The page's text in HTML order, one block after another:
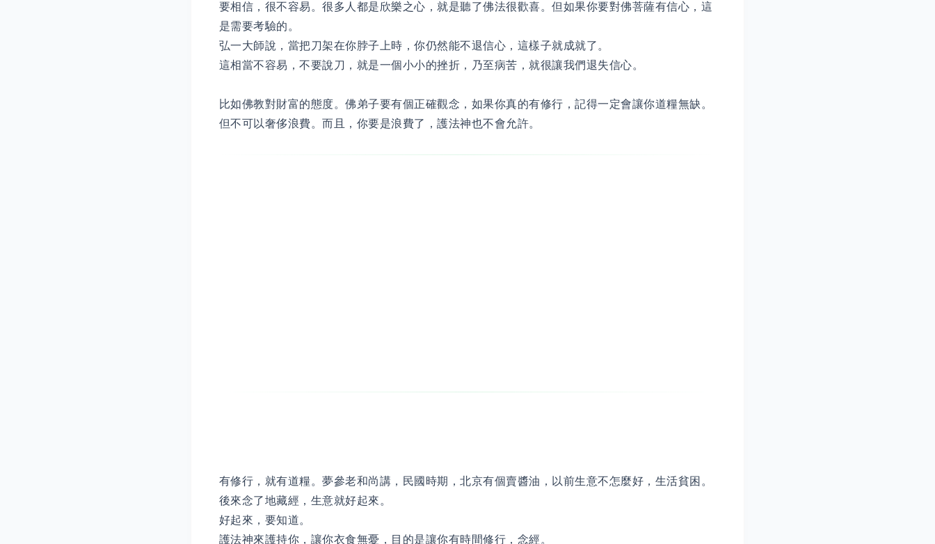
要相信，很不容易。很多人都是欣樂之心，就是聽了佛法很歡喜。但如果你要對佛菩薩有信心，這
是需要考驗的。
弘一大師說，當把刀架在你脖子上時，你仍然能不退信心，這樣子就成就了。
這相當不容易，不要說刀，就是一個小小的挫折，乃至病苦，就很讓我們退失信心。
比如佛教對財富的態度。佛弟子要有個正確觀念，如果你真的有修行，記得一定會讓你道糧無缺。
但不可以奢侈浪費。而且，你要是浪費了，護法神也不會允許。
有修行，就有道糧。夢參老和尚講，民國時期，北京有個賣醬油，以前生意不怎麼好，生活貧困。
後來念了地藏經，生意就好起來。
好起來，要知道。
護法神來護持你，讓你衣食無憂，目的是讓你有時間修行，念經。